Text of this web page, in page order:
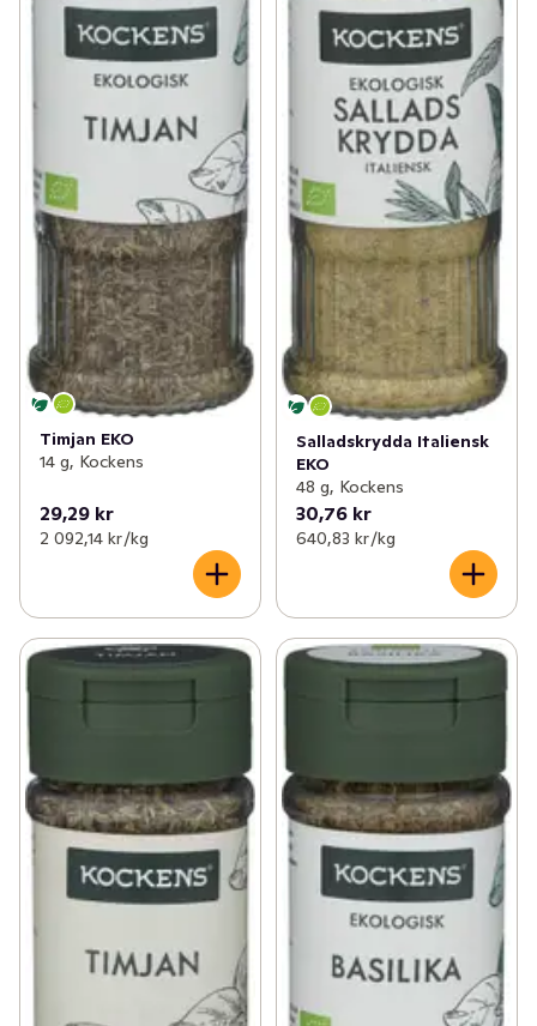
Timjan EKO
14 g, Kockens
29,29 kr
2 092,14 kr /kg
Salladskrydda Italiensk
EKO
48 g, Kockens
30,76 kr
640,83 kr /kg